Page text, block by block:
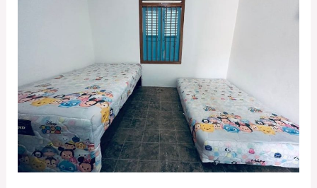
PERLU
TAHU